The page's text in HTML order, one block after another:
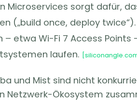
Microservices sorgt dafür,
(„build once, deploy twice“).
etwa Wi-Fi 7 Access Points
laufen.
und Mist sind nicht
Netzwerk-Ökosystem